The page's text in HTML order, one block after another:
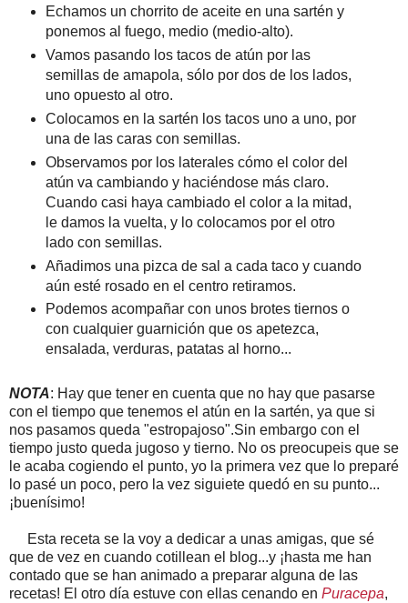
Echamos un chorrito de aceite en una sartén y
ponemos al fuego, medio (medio-alto).
Vamos pasando los tacos de atún por las
semillas de amapola, sólo por dos de los lados,
uno opuesto al otro.
Colocamos en la sartén los tacos uno a uno, por
una de las caras con semillas.
Observamos por los laterales cómo el color del
atún va cambiando y haciéndose más claro.
Cuando casi haya cambiado el color a la mitad,
le damos la vuelta, y lo colocamos por el otro
lado con semillas.
Añadimos una pizca de sal a cada taco y cuando
aún esté rosado en el centro retiramos.
Podemos acompañar con unos brotes tiernos o
con cualquier guarnición que os apetezca,
ensalada, verduras, patatas al horno...
NOTA: Hay que tener en cuenta que no hay que pasarse
con el tiempo que tenemos el atún en la sartén, ya que si
nos pasamos queda "estropajoso".Sin embargo con el
tiempo justo queda jugoso y tierno. No os preocupeis que se
le acaba cogiendo el punto, yo la primera vez que lo preparé
lo pasé un poco, pero la vez siguiete quedó en su punto...
¡buenísimo!
Esta receta se la voy a dedicar a unas amigas, que sé
que de vez en cuando cotillean el blog...y ¡hasta me han
contado que se han animado a preparar alguna de las
recetas! El otro día estuve con ellas cenando en Puracepa,